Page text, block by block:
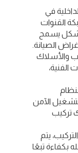
في
القنوات
بشكل يسمح
الصيانة.
والأسلاك
الفنية،
الآمن
تركيب
يتم
بكفاءة تبعًا